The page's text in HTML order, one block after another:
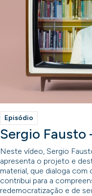
Episódio
Sergio Fausto
Neste vídeo, Sergio
apresenta o projeto e
material, que dialoga
contribui para a
redemocratização e de